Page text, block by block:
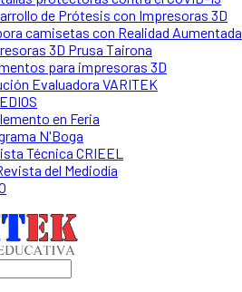
de Prótesis con Impresoras 3D
camisetas con Realidad Aumentada
3D Prusa Tairona
para impresoras 3D
Evaluadora VARITEK
en Feria
N'Boga
Técnica CRIEEL
del Mediodía